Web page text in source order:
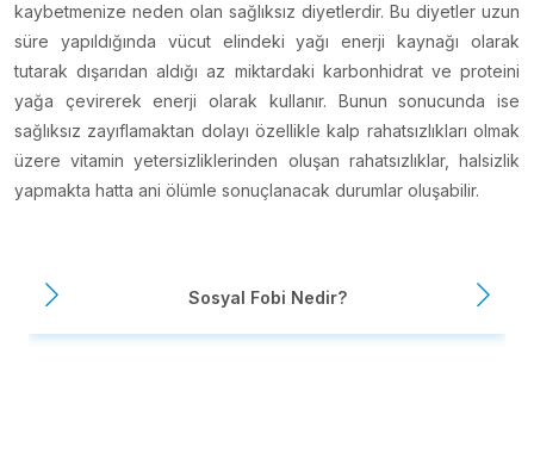
kaybetmenize neden olan sağlıksız diyetlerdir. Bu diyetler uzun
süre yapıldığında vücut elindeki yağı enerji kaynağı olarak
tutarak dışarıdan aldığı az miktardaki karbonhidrat ve proteini
yağa çevirerek enerji olarak kullanır. Bunun sonucunda ise
sağlıksız zayıflamaktan dolayı özellikle kalp rahatsızlıkları olmak
üzere vitamin yetersizliklerinden oluşan rahatsızlıklar, halsizlik
yapmakta hatta ani ölümle sonuçlanacak durumlar oluşabilir.
Sosyal Fobi Nedir?